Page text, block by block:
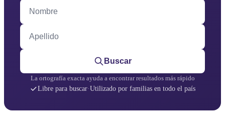
Nombre
Apellido
Buscar
La ortografía exacta ayuda a encontrar resultados más rápido
Libre para buscar·Utilizado por familias en todo el país